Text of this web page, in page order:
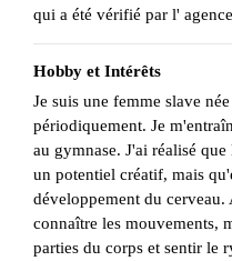
qui a été vérifié par l'
Hobby et Intérêts
Je suis une femme slave
périodiquement. Je
au gymnase. J'ai réalisé
un potentiel créatif, mais
développement du
connaître les mouvements,
parties du corps et sentir le